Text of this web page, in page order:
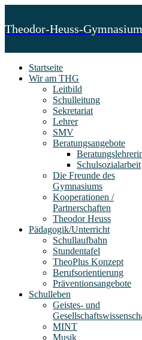
Theodor-Heuss-
Startseite
Wir am THG
Leitbild
Schulleitung
Sekretariat
Lehrer
SMV
Beratungsangebote
Schulsozialarbeit
Die Freunde des
Gymnasiums
Kooperationen /
Partnerschaften
Theodor Heuss
Pädagogik/Unterricht
Schullaufbahn
Stundentafel
TheoPlus Konzept
Berufsorientierung
Präventionsangebote
Schulleben
Geistes- und
MINT
Musik